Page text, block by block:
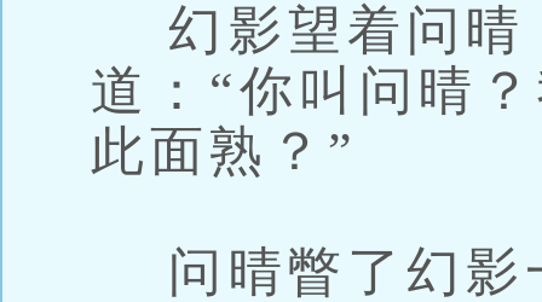
幻影望着问晴
道：“你叫问晴
此面熟？”
问晴瞥了幻影